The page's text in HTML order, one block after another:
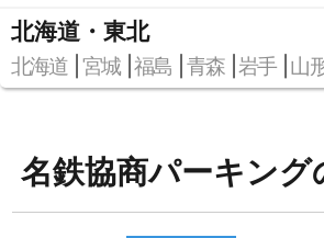
北海道・東北
北海道 宮城 福島 青森 岩手 山
名鉄協商パーキング